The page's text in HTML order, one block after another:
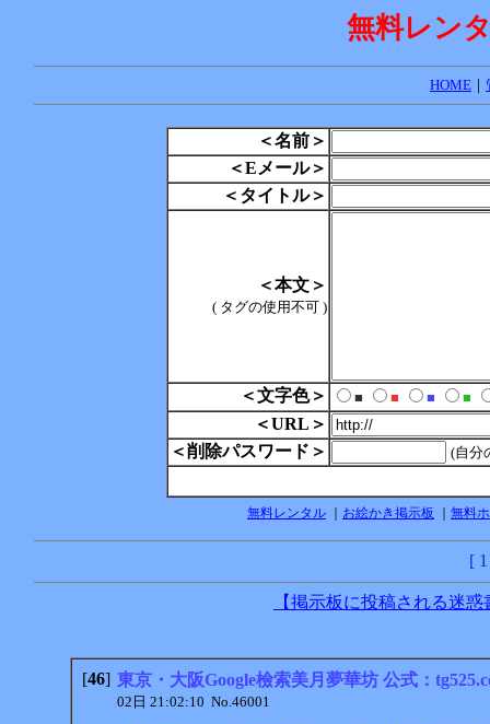
無料レン
HOME ｜
＜名前＞
＜Eメール＞
＜タイトル＞
＜本文＞
( タグの使用不可 )
＜文字色＞ ■ ■ ■ ■
＜URL＞
＜削除パスワード＞
(自分
無料レンタル お絵かき掲示板 無料
[1
【掲示板に投稿される迷
[46] 東京・大阪Google檢索美月夢華坊 公式：
02日 21:02:10 No.46001